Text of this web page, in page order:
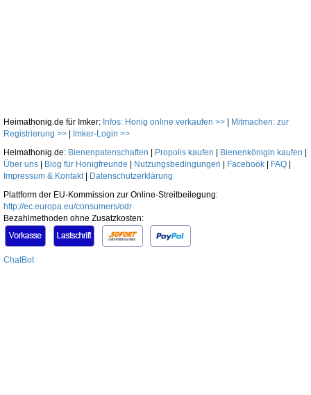
Heimathonig.de für Imker: Infos: Honig online verkaufen >>
Mitmachen: zur
Registrierung >>
Imker-Login >>
Heimathonig.de: Bienenpatenschaften Propolis kaufen Bienenkönigin kaufen
Über uns
Blog für Honigfreunde Nutzungsbedingungen Facebook FAQ
Impressum & Kontakt|
Datenschutzerklärung
Plattform der EU-Kommission zur Online-Streitbeilegung:
http://ec.europa.eu/consumers/odr
Bezahlmethoden ohne Zusatzkosten:
ChatBot